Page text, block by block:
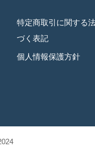
特定商取引に関する
づく表記
個人情報保護方針